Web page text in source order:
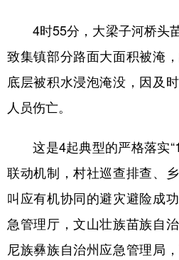
4时55分，大梁子河桥头
致集镇部分路面大面积被淹
底层被积水浸泡淹没，因及
人员伤亡。
这是4起典型的严格落实
联动机制，村社巡查排查、
叫应有机协同的避灾避险成
急管理厅，文山壮族苗族自
尼族彝族自治州应急管理局